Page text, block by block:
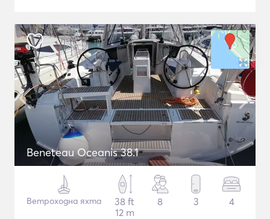
Beneteau Oceanis 38.1
Ветроходна яхта
38 ft
12 m
8 3 4